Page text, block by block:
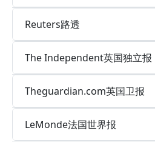
Reuters路透
The Independent英国独立报
Theguardian.com英国卫报
LeMonde法国世界报